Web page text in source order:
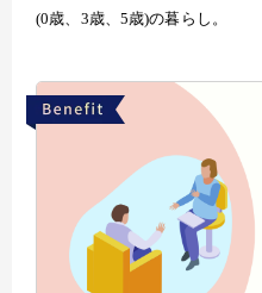
(0歳、3歳、5歳)の暮らし。